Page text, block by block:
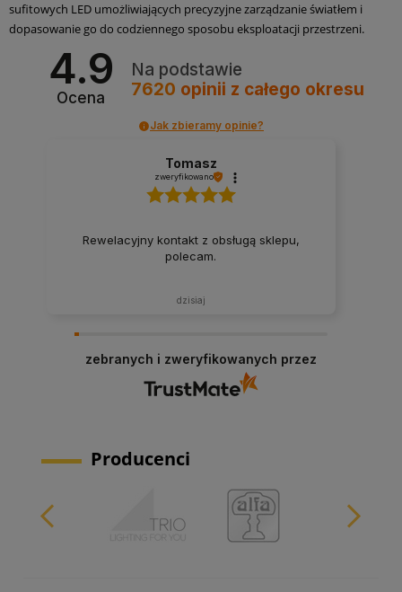
sufitowych LED umożliwiających precyzyjne zarządzanie światłem i
dopasowanie go do codziennego sposobu eksploatacji przestrzeni.
4.9
Ocena
Na podstawie
7620 opinii z całego okresu
Jak zbieramy opinie?
Tomasz
zweryfikowano
Rewelacyjny kontakt z obsługą sklepu,
polecam.
dzisiaj
zebranych i zweryfikowanych przez
Producenci